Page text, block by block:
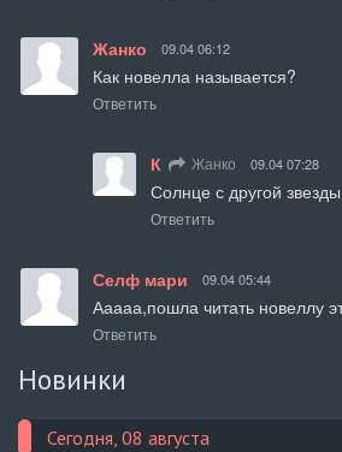
Жанко 09.04 06:12
Как новелла называется?
Ответить
К Жанко 09.04 07:28
Солнце с другой звезды
Ответить
Селф мари 09.04 05:44
Ааааа,пошла читать новеллу
Ответить
Новинки
Сегодня, 08 августа